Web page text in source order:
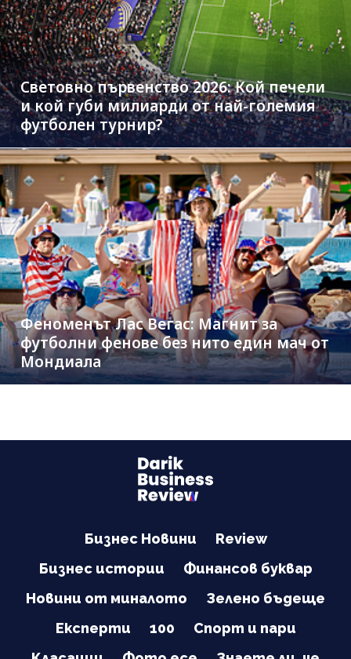
Световно първенство 2026: Кой печели
и кой губи милиарди от най-големия
футболен турнир?
Феноменът Лас Вегас: Магнит за
футболни фенове без нито един мач от
Мондиала
Бизнес Новини
Review
Бизнес истории
Финансов буквар
Новини от миналото
Зелено бъдеще
Експерти
100
Спорт и пари